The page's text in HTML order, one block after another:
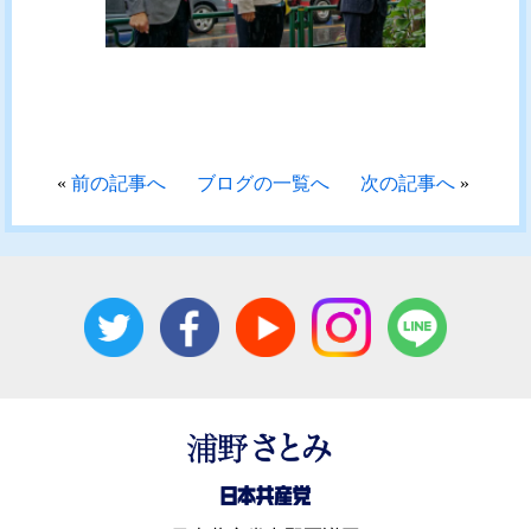
«前の記事へ ブログの一覧へ 次の記事へ»